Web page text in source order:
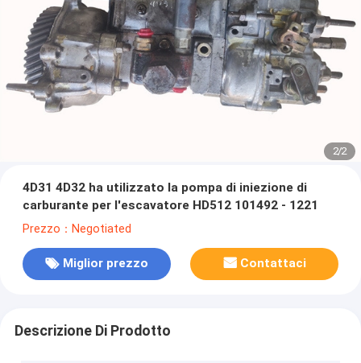
2/2
4D31 4D32 ha utilizzato la pompa di iniezione di
carburante per l'escavatore HD512 101492 - 1221
Prezzo：Negotiated
Miglior prezzo Contattaci
Descrizione Di Prodotto